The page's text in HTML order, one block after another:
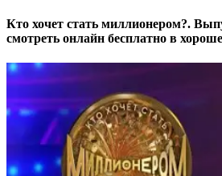
Кто хочет стать миллионером?.
смотреть онлайн бесплатно в